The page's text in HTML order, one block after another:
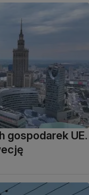
gospodarek UE.